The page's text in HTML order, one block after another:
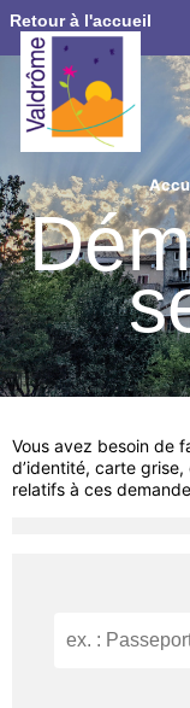
Retour à l'accueil
Vous avez besoin de
d’identité, carte
relatifs à ces